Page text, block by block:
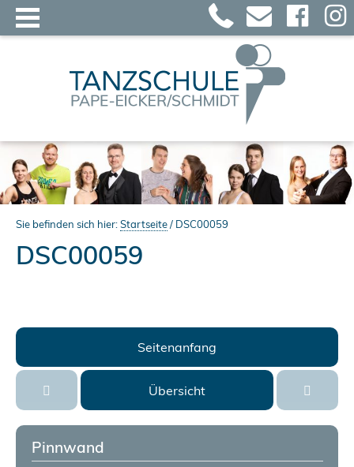
Sie befinden sich hier:Startseite/ DSC00059
DSC00059
Seitenanfang
Übersicht
Pinnwand